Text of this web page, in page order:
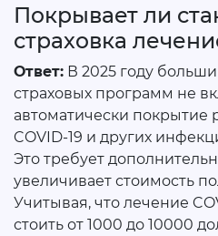
Покрывает ли
страховка
Ответ: В 2025 году
страховых программ не
автоматически покрытие
COVID-19 и других
Это требует
увеличивает стоимость
Учитывая, что лечение
стоить от 1000 до 10000